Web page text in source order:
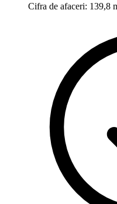
Cifra de afaceri: